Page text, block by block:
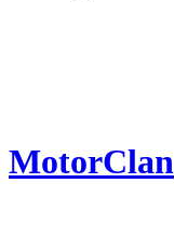
MotorClan